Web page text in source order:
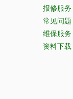
报修服务
常见问题
维保服务
资料下载